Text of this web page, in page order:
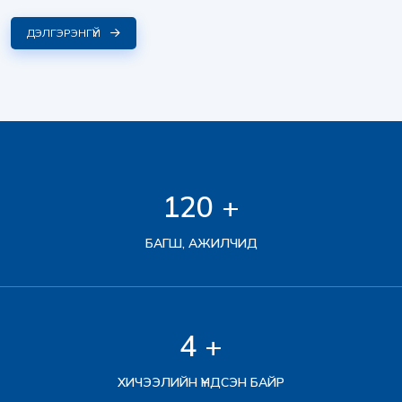
ДЭЛГЭРЭНГҮЙ
120 +
БАГШ, АЖИЛЧИД
4 +
ХИЧЭЭЛИЙН ҮНДСЭН БАЙР